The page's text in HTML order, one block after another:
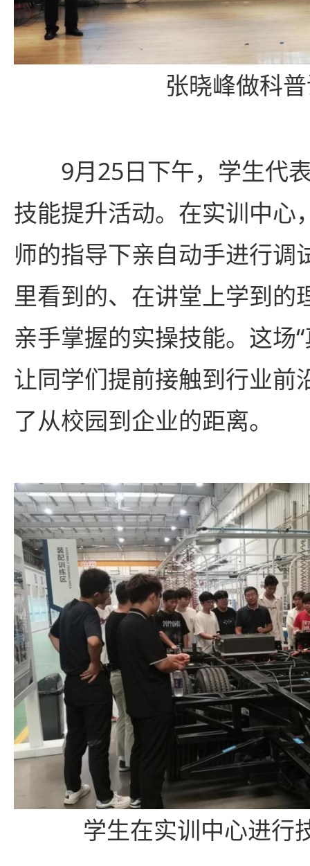
张晓峰做科
9月25日下午，学生代
技能提升活动。在实训中心
师的指导下亲自动手进行调
里看到的、在讲堂上学到的
亲手掌握的实操技能。这场
让同学们提前接触到行业前
了从校园到企业的距离。
学生在实训中心进行